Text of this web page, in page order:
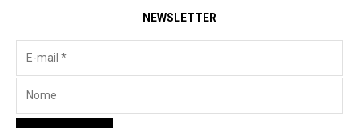
NEWSLETTER